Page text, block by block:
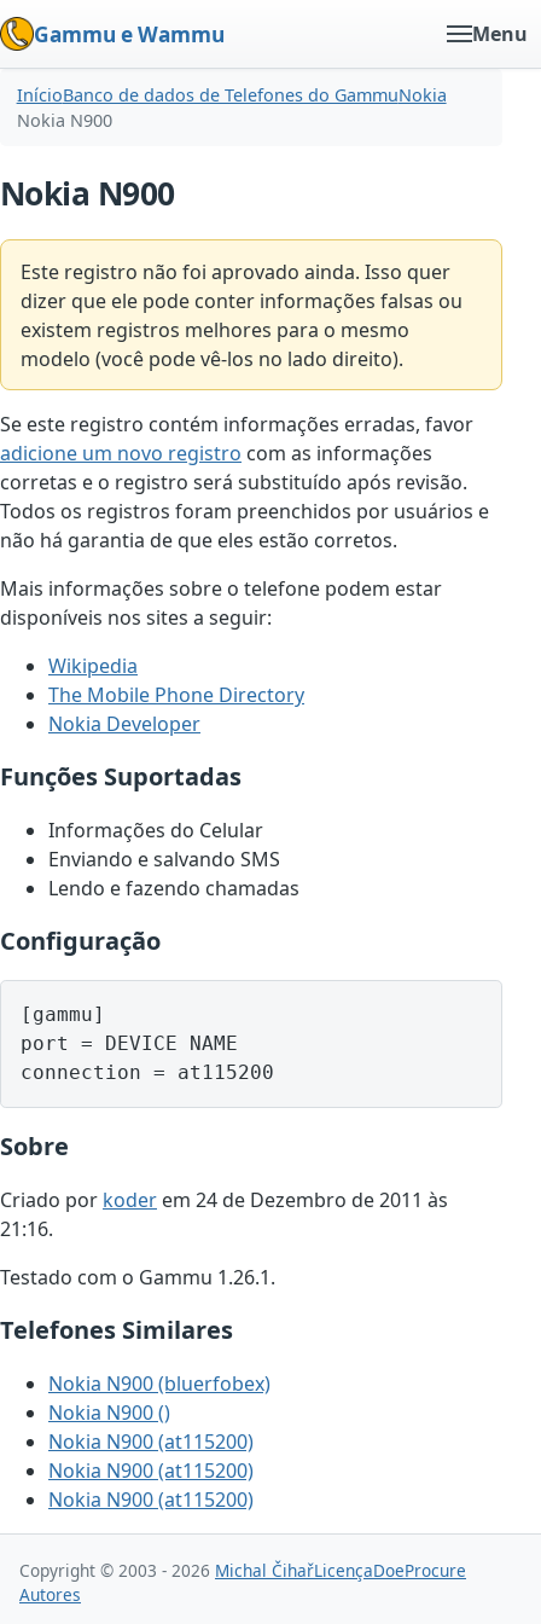
Gammu e Wammu Menu
InícioBanco de dados de Telefones do GammuNokia
Nokia N900
Nokia N900
Este registro não foi aprovado ainda. Isso quer
dizer que ele pode conter informações falsas ou
existem registros melhores para o mesmo
modelo (você pode vê-los no lado direito).
Se este registro contém informações erradas, favor
adicione um novo registro com as informações
corretas e o registro será substituído após revisão.
Todos os registros foram preenchidos por usuários e
não há garantia de que eles estão corretos.
Mais informações sobre o telefone podem estar
disponíveis nos sites a seguir:
Wikipedia
The Mobile Phone Directory
Nokia Developer
Funções Suportadas
Informações do Celular
Enviando e salvando SMS
Lendo e fazendo chamadas
Configuração
[gammu]
port = DEVICE NAME
Sobre
Criado por koder em 24 de Dezembro de 2011 às
21:16.
Testado com o Gammu 1.26.1.
Telefones Similares
Nokia N900 (bluerfobex)
Nokia N900 ()
Nokia N900 (at115200)
Nokia N900 (at115200)
Nokia N900 (at115200)
Copyright © 2003 - 2026 Michal ČihařLicençaDoeProcure
Autores